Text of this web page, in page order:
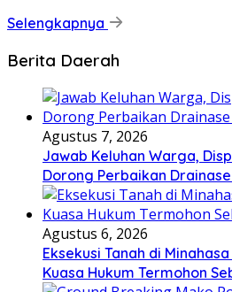
Selengkapnya
Berita Daerah
Agustus 7, 2026
Jawab Keluhan Warga,
Dorong Perbaikan
Agustus 6, 2026
Eksekusi Tanah di
Kuasa Hukum Termohon